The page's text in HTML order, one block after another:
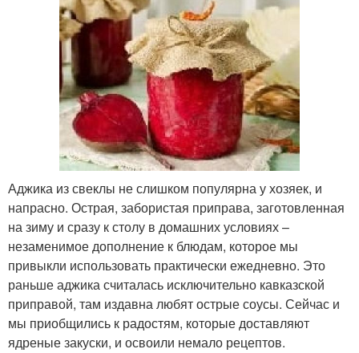
Аджика из свеклы не слишком популярна у хозяек, и
напрасно. Острая, забористая приправа, заготовленная
на зиму и сразу к столу в домашних условиях –
незаменимое дополнение к блюдам, которое мы
привыкли использовать практически ежедневно. Это
раньше аджика считалась исключительно кавказской
приправой, там издавна любят острые соусы. Сейчас и
мы приобщились к радостям, которые доставляют
ядреные закуски, и освоили немало рецептов.